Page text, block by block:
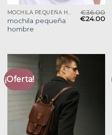
mochila pequeña
hombre
€36.00
€24.00
¡Oferta!